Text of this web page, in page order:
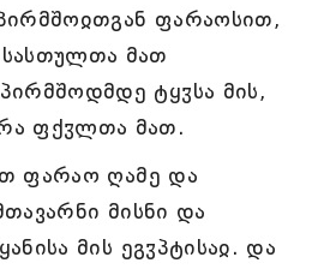
ფარაოსით,
მათ
ტყჳსა მის,
ფქჳლთა მათ.
ფარაო ღამე და
მისნი და
მის ეგჳპტისაჲ. და